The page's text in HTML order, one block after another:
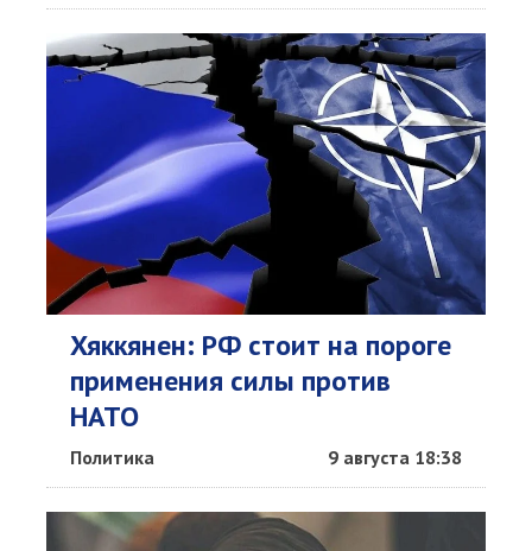
Хяккянен: РФ стоит на пороге
применения силы против
НАТО
Политика 9 августа 18:38